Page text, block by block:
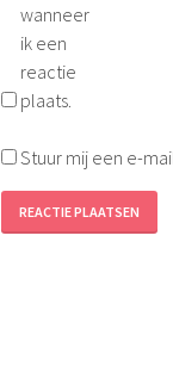
wanneer
ik een
reactie
plaats.
Stuur mij een e-